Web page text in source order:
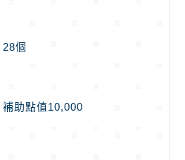
28個
補助點值10,000